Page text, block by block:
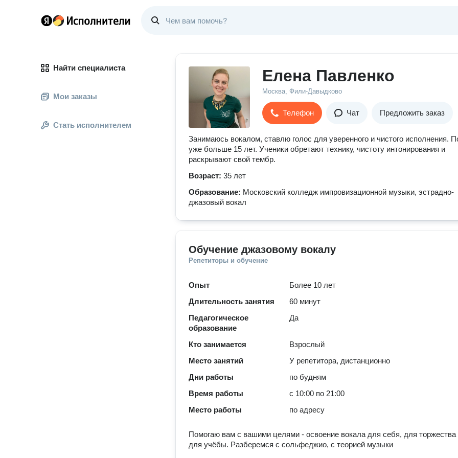
Найти специалиста
Мои заказы
Стать исполнителем
Елена Павленко
Москва, Фили-Давыдково
Телефон Чат Предложить заказ
Занимаюсь вокалом, ставлю голос для уверенного и чистого исполнения.
уже больше 15 лет. Ученики обретают технику, чистоту интонирования и
раскрывают свой тембр.
Возраст: 35 лет
Образование: Московский колледж импровизационной музыки, эстрадно-
джазовый вокал
Обучение джазовому вокалу
Репетиторы и обучение
Опыт
Более 10 лет
Длительность занятия
60 минут
Педагогическое
образование
Да
Кто занимается
Взрослый
Место занятий
У репетитора, дистанционно
Дни работы
по будням
Время работы
с 10:00 по 21:00
Место работы
по адресу
Помогаю вам с вашими целями - освоение вокала для себя, для торжества
для учёбы. Разберемся с сольфеджио, с теорией музыки